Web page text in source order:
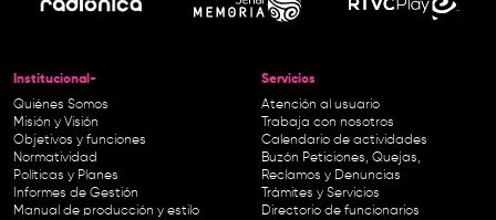
Institucional-
Quiénes Somos
Misión y Visión
Objetivos y funciones
Normatividad
Políticas y Planes
Informes de Gestión
Manual de producción y estilo
Servicios
Atención al usuario
Trabaja con nosotros
Calendario de actividades
Buzón Peticiones, Quejas,
Reclamos y Denuncias
Trámites y Servicios
Directorio de funcionarios